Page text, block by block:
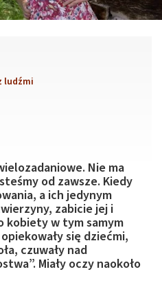
ludźmi
Nie ma
od zawsze. Kiedy
a ich jedynym
zabicie jej i
kobiety w tym samym
się dziećmi,
czuwały nad
Miały oczy naokoło